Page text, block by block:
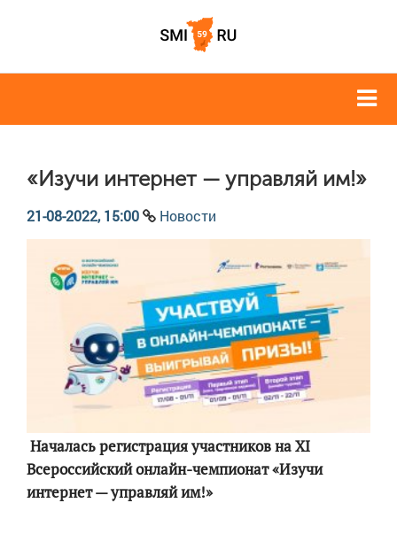
«Изучи интернет — управляй им!»
21-08-2022, 15:00 Новости
Началась регистрация участников на XI
Всероссийский онлайн-чемпионат «Изучи
интернет — управляй им!»